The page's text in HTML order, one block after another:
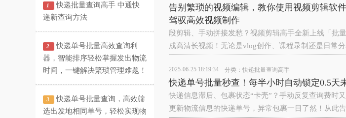
1
快递批量查询高手 中通快
递新查询方法
2
快递单号批量高效查询利
器，智能排序轻松掌握发出物流
时间，一键解决繁琐管理难题！
3
快递单号批量查询，高效筛
选出发地相同单号，轻松实现物
告别繁琐的视频编辑，教你使用视频剪辑软
驾驭高效视频制作
段剪辑、手动拼接发愁？‌视频剪辑高手‌全新上线「批
成高清长视频！无论是vlog创作、课程录制还是日常
2025-06-25 18:19:34 分类： 快递批量查询高手
快递单号批量秒查！每半小时自动锁定0.5天
快递信息滞后、包裹状态“卡壳”？手动反复查询费时
更新物流信息的快递单号，异常包裹一目了然！从此